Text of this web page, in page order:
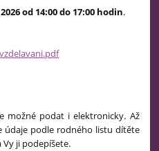
od 14:00 do 17:00 hodin.
možné podat i elektronicky. Až
údaje podle rodného listu dítěte
Vy ji podepíšete.